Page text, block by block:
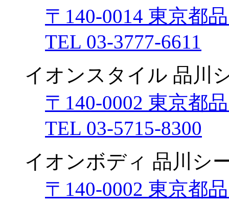
〒140-0014 東京都
TEL 03-3777-6611
イオンスタイル 品川
〒140-0002 東京都
TEL 03-5715-8300
イオンボディ 品川シ
〒140-0002 東京都